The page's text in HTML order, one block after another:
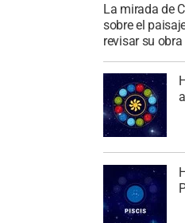
La mirada de
sobre el
revisar su obra